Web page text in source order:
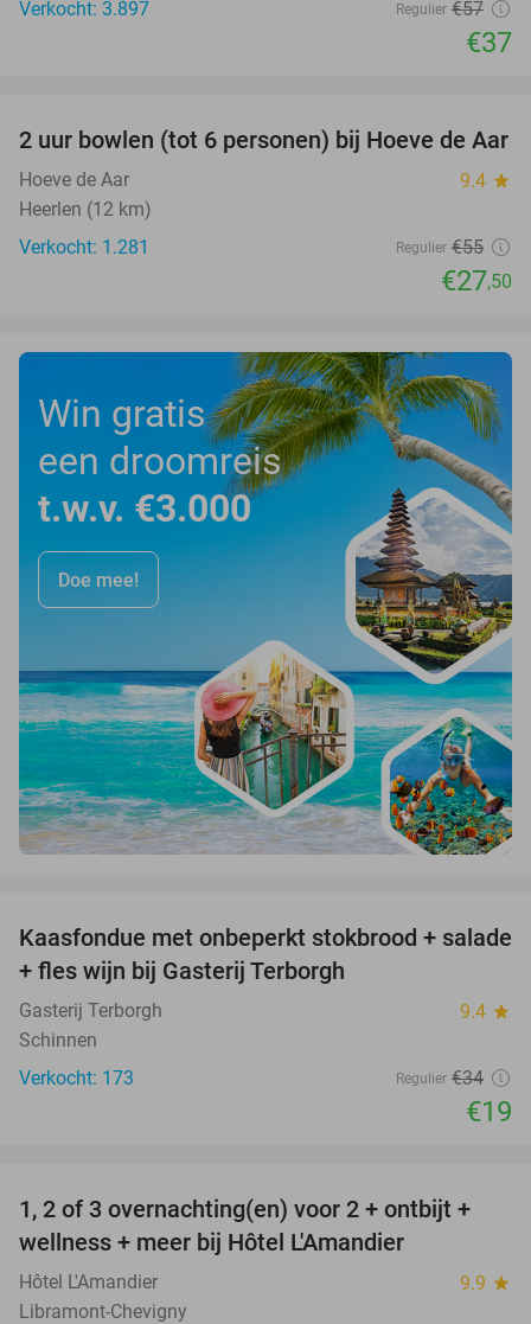
Verkocht: 3.897 Regulier €57
€37
50%
2 uur bowlen (tot 6 personen) bij Hoeve de Aar
Hoeve de Aar 9.4 star
Heerlen (12 km)
Verkocht: 1.281
Regulier €55
€27,50
Win gratis
een droomreis
t.w.v. €3.000
Doe mee!
44%
Kaasfondue met onbeperkt stokbrood + salade
+ fles wijn bij Gasterij Terborgh
Gasterij Terborgh 9.4 star
Schinnen
Verkocht: 173
Regulier €34
€19
32%
TODAY
1, 2 of 3 overnachting(en) voor 2 + ontbijt +
wellness + meer bij Hôtel L'Amandier
Hôtel L'Amandier 9.9 star
Libramont-Chevigny